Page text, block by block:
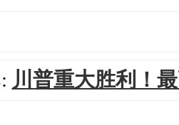
川普重大胜利！